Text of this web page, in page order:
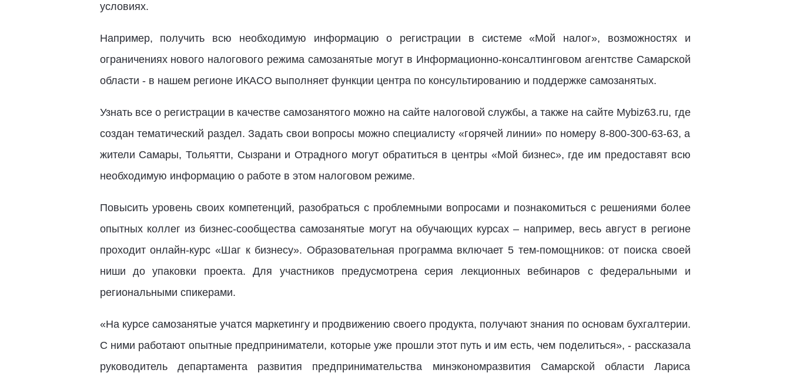
условиях.
Например, получить всю необходимую информацию о регистрации в системе «Мой налог», возможностях и
ограничениях нового налогового режима самозанятые могут в Информационно-консалтинговом агентстве Самарской
области - в нашем регионе ИКАСО выполняет функции центра по консультированию и поддержке самозанятых.
Узнать все о регистрации в качестве самозанятого можно на сайте налоговой службы, а также на сайте Mybiz63.ru, где
создан тематический раздел. Задать свои вопросы можно специалисту «горячей линии» по номеру 8-800-300-63-63, а
жители Самары, Тольятти, Сызрани и Отрадного могут обратиться в центры «Мой бизнес», где им предоставят всю
необходимую информацию о работе в этом налоговом режиме.
Повысить уровень своих компетенций, разобраться с проблемными вопросами и познакомиться с решениями более
опытных коллег из бизнес-сообщества самозанятые могут на обучающих курсах – например, весь август в регионе
проходит онлайн-курс «Шаг к бизнесу». Образовательная программа включает 5 тем-помощников: от поиска своей
ниши до упаковки проекта. Для участников предусмотрена серия лекционных вебинаров с федеральными и
региональными спикерами.
«На курсе самозанятые учатся маркетингу и продвижению своего продукта, получают знания по основам бухгалтерии.
С ними работают опытные предприниматели, которые уже прошли этот путь и им есть, чем поделиться», - рассказала
руководитель департамента развития предпринимательства минэкономразвития Самарской области Лариса